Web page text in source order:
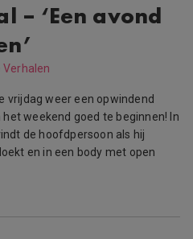
– ‘Een avond
Verhalen
vrijdag weer een opwindend
weekend goed te beginnen! In
de hoofdpersoon als hij
en in een body met open